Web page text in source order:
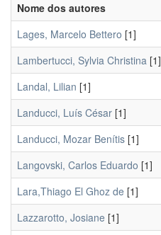
Nome dos autores
Lages, Marcelo Bettero [1]
Lambertucci, Sylvia Christina [1]
Landal, Lilian [1]
Landucci, Luís César [1]
Landucci, Mozar Benítis [1]
Langovski, Carlos Eduardo [1]
Lara,Thiago El Ghoz de [1]
Lazzarotto, Josiane [1]